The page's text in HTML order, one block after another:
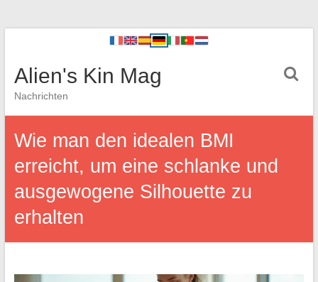
Alien's Kin Mag
Nachrichten
Wie man den idealen BMI
erreicht, um eine schlanke und
ausgewogene Silhouette zu
erhalten